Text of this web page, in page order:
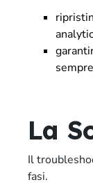
La
Il
fasi.